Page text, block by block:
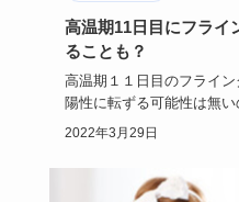
高温期11日目にフライ
ることも？
高温期１１日目のフライン
陽性に転ずる可能性は無い
ング陰性の問題…
2022年3月29日